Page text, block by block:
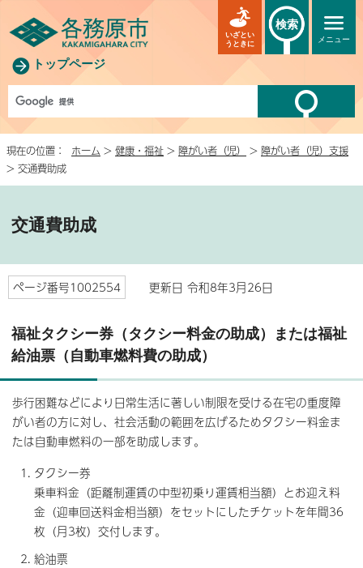
トップページ
メニュー
いざとい
うときに
検索
現在の位置： ホーム > 健康・福祉 > 障がい者（児） > 障がい者（児）支援
> 交通費助成
交通費助成
ページ番号1002554 更新日 令和8年3月26日
福祉タクシー券（タクシー料金の助成）または福祉
給油票（自動車燃料費の助成）
歩行困難などにより日常生活に著しい制限を受ける在宅の重度障
がい者の方に対し、社会活動の範囲を広げるためタクシー料金ま
たは自動車燃料の一部を助成します。
タクシー券
乗車料金（距離制運賃の中型初乗り運賃相当額）とお迎え料
金（迎車回送料金相当額）をセットにしたチケットを年間36
枚（月3枚）交付します。
給油票